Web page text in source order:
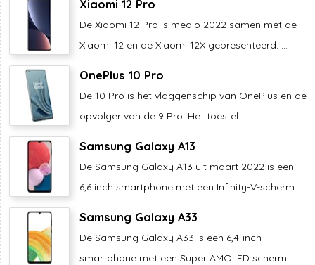
Xiaomi 12 Pro
De Xiaomi 12 Pro is medio 2022 samen met de
Xiaomi 12 en de Xiaomi 12X gepresenteerd. ...
OnePlus 10 Pro
De 10 Pro is het vlaggenschip van OnePlus en de
opvolger van de 9 Pro. Het toestel ...
Samsung Galaxy A13
De Samsung Galaxy A13 uit maart 2022 is een
6,6 inch smartphone met een Infinity-V-scherm. ...
Samsung Galaxy A33
De Samsung Galaxy A33 is een 6,4-inch
smartphone met een Super AMOLED scherm. ...